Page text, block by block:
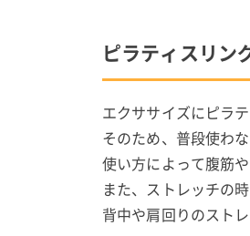
ピラティスリン
エクササイズにピラ
そのため、普段使わ
使い方によって腹筋
また、ストレッチの
背中や肩回りのスト